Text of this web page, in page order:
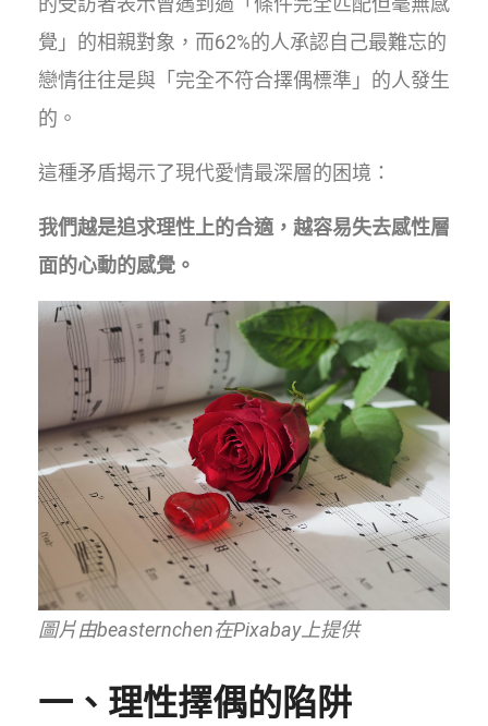
覺」的相親對象，而62%的人承認自己最難忘的
戀情往往是與「完全不符合擇偶標準」的人發生
的。
這種矛盾揭示了現代愛情最深層的困境：
我們越是追求理性上的合適，越容易失去感性層
面的心動的感覺。
圖片由beasternchen在Pixabay上提供
一、理性擇偶的陷阱